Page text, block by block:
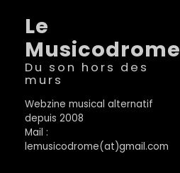
Le
Musicodrome
Du son hors des
murs
Webzine musical alternatif
depuis 2008
Mail :
lemusicodrome(at)gmail.com